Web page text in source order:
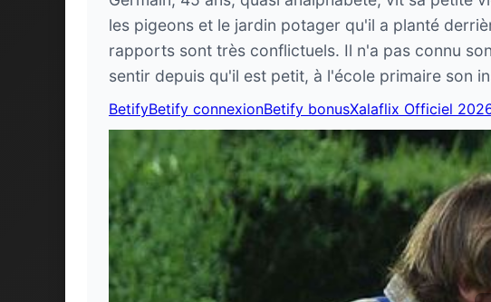
les pigeons et le jardin potager qu'il a planté
rapports sont très conflictuels. Il n'a pas connu
sentir depuis qu'il est petit, à l'école primaire son
BetifyBetify connexionBetify bonusXalaflix Officiel